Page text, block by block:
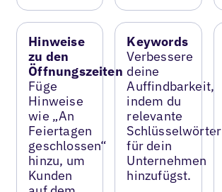
Hinweise
zu den
Öffnungszeiten
Füge
Hinweise
wie „An
Feiertagen
geschlossen“
hinzu, um
Kunden
Keywords
Verbessere
deine
Auffindbarkeit,
indem du
relevante
Schlüsselwörter
für dein
Unternehmen
hinzufügst.